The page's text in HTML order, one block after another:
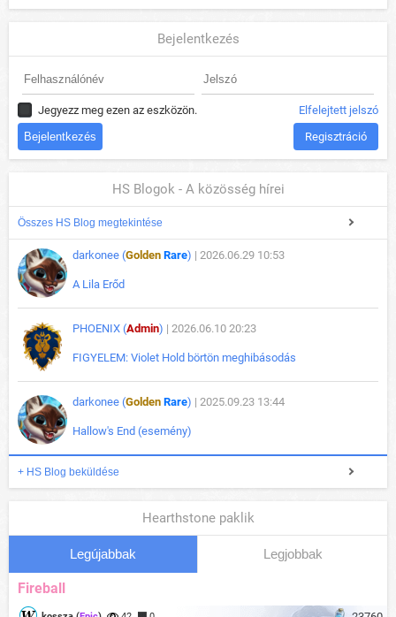
Bejelentkezés
Jegyezz meg ezen az eszközön. Elfelejtett jelszó
Regisztráció
HS Blogok - A közösség hírei
Összes HS Blog megtekintése
darkonee (Golden Rare) | 2026.06.29 10:53
A Lila Erőd
PHOENIX (Admin) | 2026.06.10 20:23
FIGYELEM: Violet Hold börtön meghibásodás
darkonee (Golden Rare) | 2025.09.23 13:44
Hallow's End (esemény)
+ HS Blog beküldése
Hearthstone paklik
Legújabbak Legjobbak
Fireball